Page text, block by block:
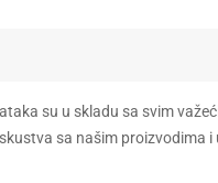
su u skladu sa svim
sa našim proizvodima